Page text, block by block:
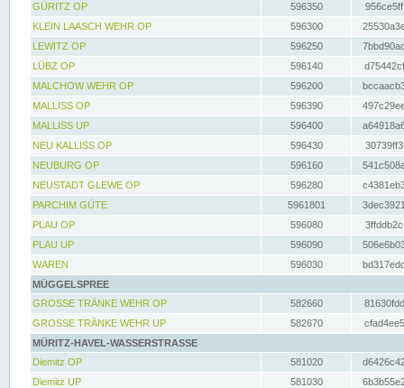
GÜRITZ OP
596350
KLEIN LAASCH WEHR OP
596300
LEWITZ OP
596250
LÜBZ OP
596140
MALCHOW WEHR OP
596200
MALLISS OP
596390
MALLISS UP
596400
NEU KALLISS OP
596430
NEUBURG OP
596160
NEUSTADT GLEWE OP
596280
PARCHIM GÜTE
5961801
PLAU OP
596080
PLAU UP
596090
WAREN
596030
MÜGGELSPREE
GROSSE TRÄNKE WEHR OP
582660
GROSSE TRÄNKE WEHR UP
582670
MÜRITZ-HAVEL-WASSERSTRASSE
Diemitz OP
581020
Diemitz UP
581030